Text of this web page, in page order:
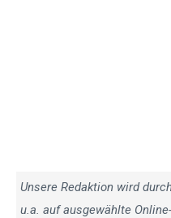
Unsere Redaktion wird
u.a. auf ausgewählte